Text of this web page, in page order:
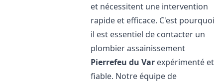
et nécessitent une intervention
rapide et efficace. C'est pourquoi
il est essentiel de contacter un
plombier assainissement
Pierrefeu du Var expérimenté et
fiable. Notre équipe de